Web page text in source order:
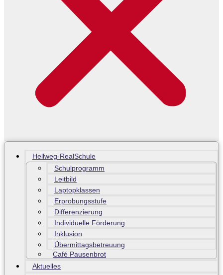
Hellweg-RealSchule
Schulprogramm
Leitbild
Laptopklassen
Erprobungsstufe
Differenzierung
Individuelle Förderung
Inklusion
Übermittagsbetreuung
Café Pausenbrot
Aktuelles